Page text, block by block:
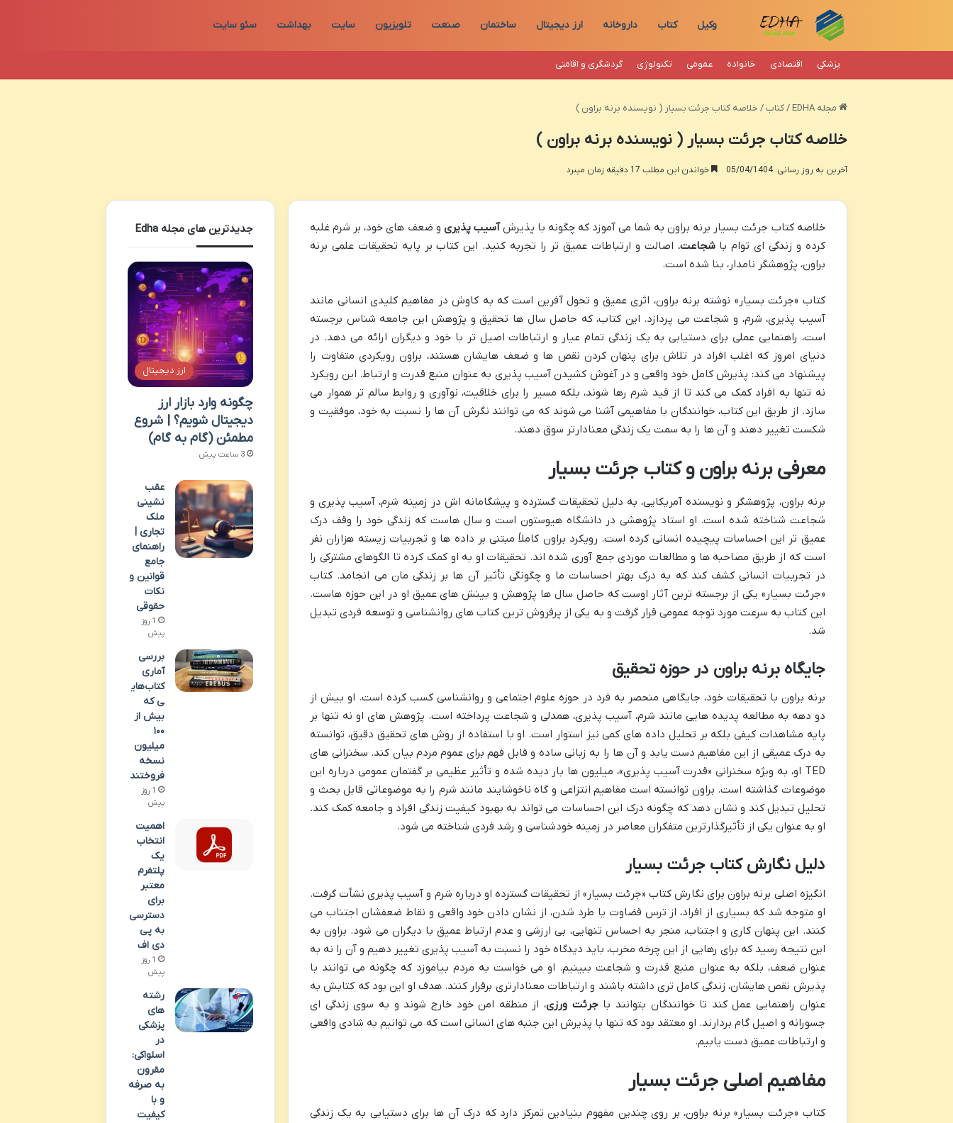
وکیل کتاب داروخانه ارز دیجیتال ساختمان صنعت تلویزیون سایت بهداشت سئو سایت
پزشکی اقتصادی خانواده عمومی تکنولوژی گردشگری و اقامتی
مجله EDHA / کتاب / خلاصه کتاب جرئت بسیار ( نویسنده برنه براون )
خلاصه کتاب جرئت بسیار ( نویسنده برنه براون )
آخرین به روز رسانی: 05/04/1404 خواندن این مطلب 17 دقیقه زمان میبرد
خلاصه کتاب جرئت بسیار برنه براون به شما می آموزد که چگونه با پذیرشآسیب پذیری و ضعف های خود، بر شرم غلبه
کرده و زندگی ای توام باشجاعت، اصالت و ارتباطات عمیق تر را تجربه کنید. این کتاب بر پایه تحقیقات علمی برنه
براون، پژوهشگر نامدار، بنا شده است.
کتاب «جرئت بسیار» نوشته برنه براون، اثری عمیق و تحول آفرین است که به کاوش در مفاهیم کلیدی انسانی مانند
آسیب پذیری، شرم، و شجاعت می پردازد. این کتاب، که حاصل سال ها تحقیق و پژوهش این جامعه شناس برجسته
است، راهنمایی عملی برای دستیابی به یک زندگی تمام عیار و ارتباطات اصیل تر با خود و دیگران ارائه می دهد. در
دنیای امروز که اغلب افراد در تلاش برای پنهان کردن نقص ها و ضعف هایشان هستند، براون رویکردی متفاوت را
پیشنهاد می کند: پذیرش کامل خود واقعی و در آغوش کشیدن آسیب پذیری به عنوان منبع قدرت و ارتباط. این رویکرد
نه تنها به افراد کمک می کند تا از قید شرم رها شوند، بلکه مسیر را برای خلاقیت، نوآوری و روابط سالم تر هموار می
سازد. از طریق این کتاب، خوانندگان با مفاهیمی آشنا می شوند که می توانند نگرش آن ها را نسبت به خود، موفقیت و
شکست تغییر دهند و آن ها را به سمت یک زندگی معنادارتر سوق دهند.
معرفی برنه براون و کتاب جرئت بسیار
برنه براون، پژوهشگر و نویسنده آمریکایی، به دلیل تحقیقات گسترده و پیشگامانه اش در زمینه شرم، آسیب پذیری و
شجاعت شناخته شده است. او استاد پژوهشی در دانشگاه هیوستون است و سال هاست که زندگی خود را وقف درک
عمیق تر این احساسات پیچیده انسانی کرده است. رویکرد براون کاملاً مبتنی بر داده ها و تجربیات زیسته هزاران نفر
است که از طریق مصاحبه ها و مطالعات موردی جمع آوری شده اند. تحقیقات او به او کمک کرده تا الگوهای مشترکی را
در تجربیات انسانی کشف کند که به درک بهتر احساسات ما و چگونگی تأثیر آن ها بر زندگی مان می انجامد. کتاب
«جرئت بسیار» یکی از برجسته ترین آثار اوست که حاصل سال ها پژوهش و بینش های عمیق او در این حوزه هاست.
این کتاب به سرعت مورد توجه عمومی قرار گرفت و به یکی از پرفروش ترین کتاب های روانشناسی و توسعه فردی تبدیل
شد.
جایگاه برنه براون در حوزه تحقیق
برنه براون با تحقیقات خود، جایگاهی منحصر به فرد در حوزه علوم اجتماعی و روانشناسی کسب کرده است. او بیش از
دو دهه به مطالعه پدیده هایی مانند شرم، آسیب پذیری، همدلی و شجاعت پرداخته است. پژوهش های او نه تنها بر
پایه مشاهدات کیفی بلکه بر تحلیل داده های کمی نیز استوار است. او با استفاده از روش های تحقیق دقیق، توانسته
به درک عمیقی از این مفاهیم دست یابد و آن ها را به زبانی ساده و قابل فهم برای عموم مردم بیان کند. سخنرانی های
TED او، به ویژه سخنرانی «قدرت آسیب پذیری»، میلیون ها بار دیده شده و تأثیر عظیمی بر گفتمان عمومی درباره این
موضوعات گذاشته است. براون توانسته است مفاهیم انتزاعی و گاه ناخوشایند مانند شرم را به موضوعاتی قابل بحث و
تحلیل تبدیل کند و نشان دهد که چگونه درک این احساسات می تواند به بهبود کیفیت زندگی افراد و جامعه کمک کند.
او به عنوان یکی از تأثیرگذارترین متفکران معاصر در زمینه خودشناسی و رشد فردی شناخته می شود.
دلیل نگارش کتاب جرئت بسیار
انگیزه اصلی برنه براون برای نگارش کتاب «جرئت بسیار» از تحقیقات گسترده او درباره شرم و آسیب پذیری نشأت گرفت.
او متوجه شد که بسیاری از افراد، از ترس قضاوت یا طرد شدن، از نشان دادن خود واقعی و نقاط ضعفشان اجتناب می
کنند. این پنهان کاری و اجتناب، منجر به احساس تنهایی، بی ارزشی و عدم ارتباط عمیق با دیگران می شود. براون به
این نتیجه رسید که برای رهایی از این چرخه مخرب، باید دیدگاه خود را نسبت به آسیب پذیری تغییر دهیم و آن را نه به
عنوان ضعف، بلکه به عنوان منبع قدرت و شجاعت ببینیم. او می خواست به مردم بیاموزد که چگونه می توانند با
پذیرش نقص هایشان، زندگی کامل تری داشته باشند و ارتباطات معنادارتری برقرار کنند. هدف او این بود که کتابش به
عنوان راهنمایی عمل کند تا خوانندگان بتوانند باجرئت ورزی، از منطقه امن خود خارج شوند و به سوی زندگی ای
جسورانه و اصیل گام بردارند. او معتقد بود که تنها با پذیرش این جنبه های انسانی است که می توانیم به شادی واقعی
و ارتباطات عمیق دست یابیم.
مفاهیم اصلی جرئت بسیار
کتاب «جرئت بسیار» برنه براون، بر روی چندین مفهوم بنیادین تمرکز دارد که درک آن ها برای دستیابی به یک زندگی
جدیدترین های مجله Edha
ارز دیجیتال
چگونه وارد بازار ارز
دیجیتال شویم؟ | شروع
مطمئن (گام به گام)
3 ساعت پیش
عقب
نشینی
ملک
تجاری |
راهنمای
جامع
قوانین و
نکات
حقوقی
1 روز
پیش
بررسی
آماری
کتاب‌های
ی که
بیش از
۱۰۰
میلیون
نسخه
فروختند
1 روز
پیش
اهمیت
انتخاب
یک
پلتفرم
معتبر
برای
دسترسی
به پی
دی اف
1 روز
پیش
رشته
های
پزشکی
در
اسلواکی:
مقرون
به صرفه
و با
کیفیت